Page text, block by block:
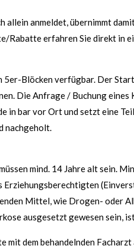
allein anmeldet, übernimmt
Rabatte erfahren Sie direkt in
5er-Blöcken verfügbar. Der
Die Anfrage / Buchung
in bar vor Ort und setzt eine
nachgeholt.
mind. 14 Jahre alt sein.
Erziehungsberechtigten
Mittel, wie Drogen- oder
ausgesetzt gewesen sein,
mit dem behandelnden